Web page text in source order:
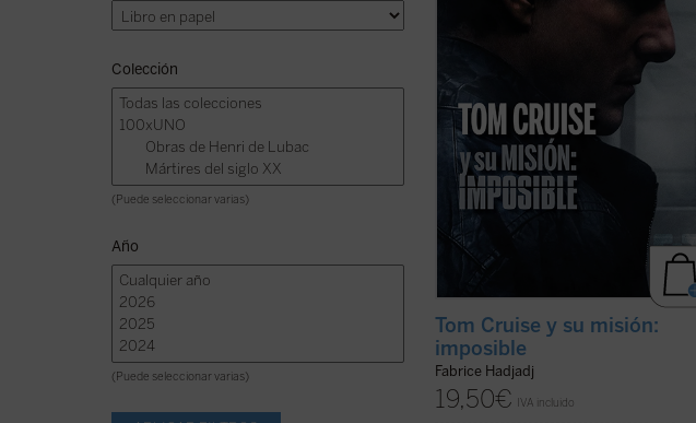
Colección
(Puede seleccionar varias)
Año
(Puede seleccionar varias)
Tom Cruise y su misión:
imposible
Fabrice Hadjadj
19,50€ IVA incluido